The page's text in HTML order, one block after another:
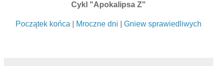
Cykl "Apokalipsa Z"
Początek końca Mroczne dni Gniew sprawiedliwych